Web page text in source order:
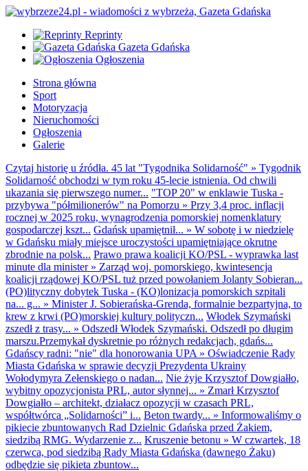
Reprinty
Gazeta Gdańska
Ogłoszenia
Strona główna
Sport
Motoryzacja
Nieruchomości
Ogłoszenia
Galerie
Czytaj historię u źródła. 45 lat "Tygodnika Solidarność" » Tygodnik
Solidarność obchodzi w tym roku 45-lecie istnienia. Od chwili
ukazania się pierwszego numer... "TOP 20" w enklawie Tuska -
przybywa "półmilionerów" na Pomorzu » Przy 3,4 proc. inflacji
rocznej w 2025 roku, wynagrodzenia pomorskiej nomenklatury
gospodarczej kszt... Gdańsk upamiętnił... » W sobotę i w niedzielę
w Gdańsku miały miejsce uroczystości upamiętniające okrutne
zbrodnie na polsk... Prawo prawa koalicji KO/PSL - wyprawka last
minute dla minister» Zarząd woj. pomorskiego, kwintesencja
koalicji rządowej KO/PSL tuż przed powołaniem Jolanty Sobieran...
(PO)lityczny dobytek Tuska - (KO)lonizacja pomorskich szpitali
na... g... » Minister J. Sobierańska-Grenda, formalnie bezpartyjna, to
krew z krwi (PO)morskiej kultury polityczn... Włodek Szymański
zszedł z trasy... » Odszedł Włodek Szymański. Odszedł po długim
marszu.Przemykał dyskretnie po różnych redakcjach, gdańs...
Gdańscy radni: "nie" dla honorowania UPA » Oświadczenie Rady
Miasta Gdańska w sprawie decyzji Prezydenta Ukrainy
Wołodymyra Zełenskiego o nadan... Nie żyje Krzysztof Dowgiałło,
wybitny opozycjonista PRL, autor słynnej... » Zmarł Krzysztof
Dowgiałło – architekt, działacz opozycji w czasach PRL,
współtwórca „Solidarności” i... Beton twardy... » Informowaliśmy o
pikiecie zbuntowanych Rad Dzielnic Gdańska przed Żakiem,
siedzibą RMG. Wydarzenie z... Kruszenie betonu » W czwartek, 18
czerwca, pod siedzibą Rady Miasta Gdańska (dawnego Żaku)
odbędzie się pikieta zbuntow...